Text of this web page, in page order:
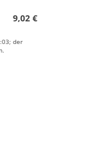
9,02 €
der